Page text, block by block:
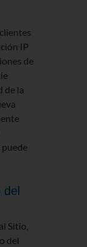
IP
de
de la
puede
Sitio,
del